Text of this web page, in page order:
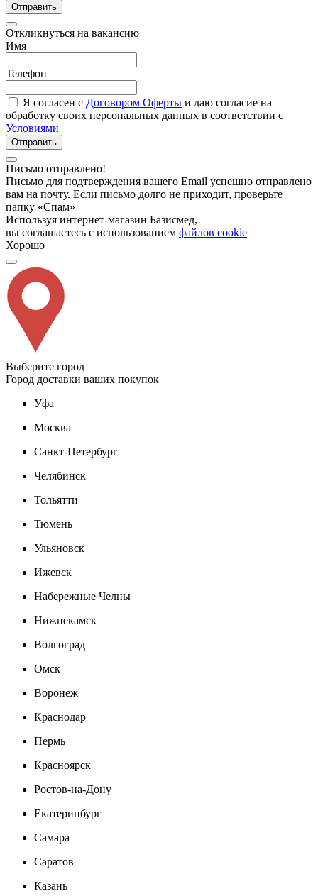
Отправить
Откликнуться на вакансию
Имя
Телефон
Я согласен с Договором Оферты и даю согласие на
обработку своих персональных данных в соответствии с
Условиями
Отправить
Письмо отправлено!
Письмо для подтверждения вашего Email успешно отправлено
вам на почту. Если письмо долго не приходит, проверьте
папку «Спам»
Используя интернет-магазин Базисмед,
вы соглашаетесь с использованием файлов cookie
Хорошо
Выберите город
Город доставки ваших покупок
Уфа
Москва
Санкт-Петербург
Челябинск
Тольятти
Тюмень
Ульяновск
Ижевск
Набережные Челны
Нижнекамск
Волгоград
Омск
Воронеж
Краснодар
Пермь
Красноярск
Ростов-на-Дону
Екатеринбург
Самара
Саратов
Казань